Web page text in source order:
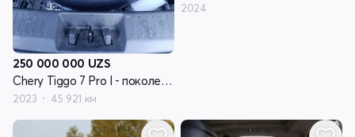
250 000 000 UZS
Chery Tiggo 7 Pro I - поколение
2023 45 921 км
2024